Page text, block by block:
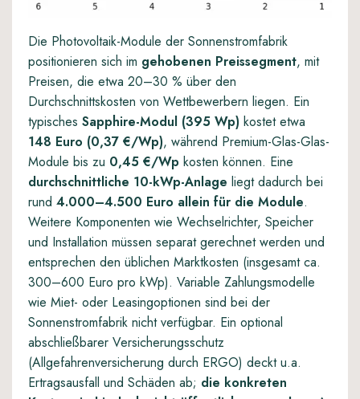
Die Photovoltaik-Module der Sonnenstromfabrik
positionieren sich im gehobenen Preissegment, mit
Preisen, die etwa 20–30 % über den
Durchschnittskosten von Wettbewerbern liegen. Ein
typisches Sapphire-Modul (395 Wp) kostet etwa
148 Euro (0,37 €/Wp), während Premium-Glas-Glas-
Module bis zu 0,45 €/Wp kosten können. Eine
durchschnittliche 10-kWp-Anlage liegt dadurch bei
rund 4.000–4.500 Euro allein für die Module.
Weitere Komponenten wie Wechselrichter, Speicher
und Installation müssen separat gerechnet werden und
entsprechen den üblichen Marktkosten (insgesamt ca.
300–600 Euro pro kWp). Variable Zahlungsmodelle
wie Miet- oder Leasingoptionen sind bei der
Sonnenstromfabrik nicht verfügbar. Ein optional
abschließbarer Versicherungsschutz
(Allgefahrenversicherung durch ERGO) deckt u.a.
Ertragsausfall und Schäden ab; die konkreten